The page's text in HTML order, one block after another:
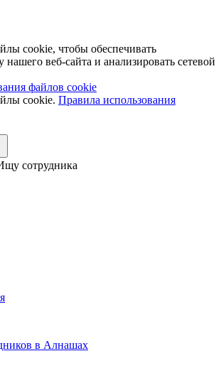
cookie, чтобы обеспечивать
веб-сайта и анализировать сетевой
файлов cookie
cookie. Правила использования
сотрудника
в Алнашах